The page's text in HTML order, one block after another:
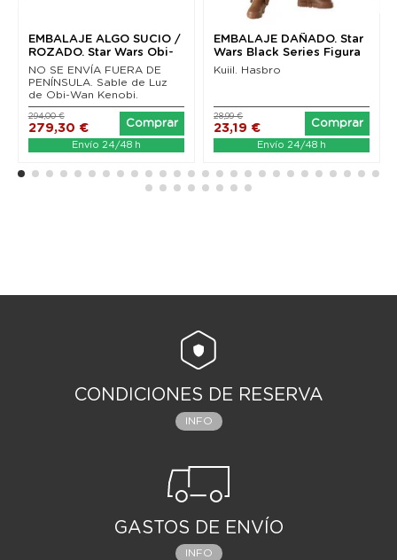
EMBALAJE ALGO SUCIO /
ROZADO. Star Wars Obi-
Wan Kenobi Black...
NO SE ENVÍA FUERA DE
PENÍNSULA. Sable de Luz
de Obi-Wan Kenobi.
279,30 €
294,00 €
Comprar
Envío 24/48 h
EMBALAJE DAÑADO. Star
Wars Black Series Figura
Kuiil (The...
Kuiil. Hasbro
23,19 €
28,99 €
Comprar
Envío 24/48 h
CONDICIONES DE RESERVA
INFO
GASTOS DE ENVÍO
INFO